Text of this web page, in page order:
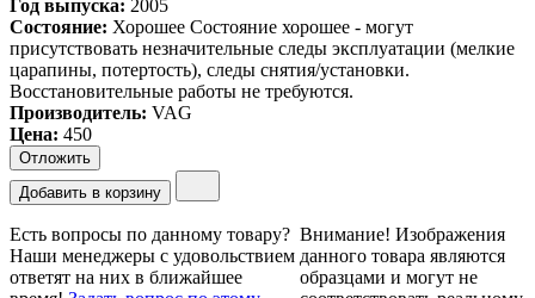
Год выпуска: 2005
Состояние: Хорошее Состояние хорошее - могут
присутствовать незначительные следы эксплуатации (мелкие
царапины, потертость), следы снятия/установки.
Восстановительные работы не требуются.
Производитель: VAG
Цена: 450
Отложить
Добавить в корзину
Есть вопросы по данному товару?
Наши менеджеры с удовольствием
ответят на них в ближайшее
Внимание! Изображения
данного товара являются
образцами и могут не